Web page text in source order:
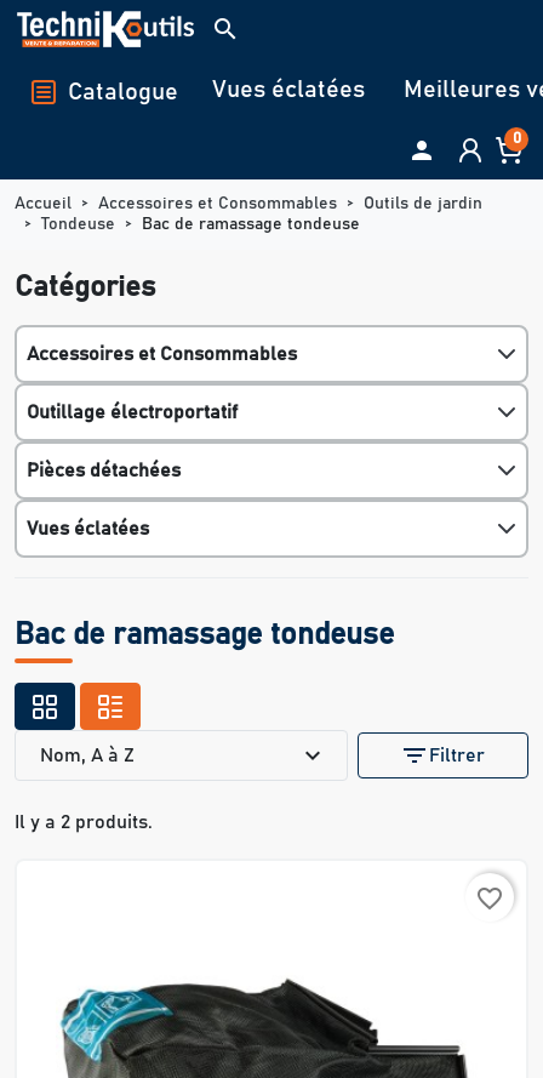
Panneau de gestion des cookies
search
Catalogue Vues éclatées Meilleures
 0
Accueil Accessoires et Consommables
Outils de jardin
Tondeuse
Bac de ramassage tondeuse
Catégories
Accessoires et Consommables
Outillage électroportatif
Pièces détachées
Vues éclatées
Bac de ramassage tondeuse
Il y a 2 produits.
Nom, A à Z expand_more filter_list Filtrer
favorite_border